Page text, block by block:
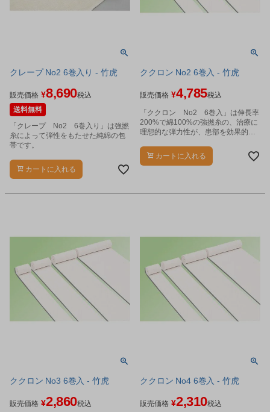
クレープ No2 6巻入り - 竹虎
販売価格 ¥8,690税込
送料無料
「クレープ No2 6巻入り」は強撚
糸によって弾性をもたせた純綿の包
帯です。
カートに入れる
ククロン No2 6巻入 - 竹虎
販売価格 ¥4,785税込
「ククロン No2 6巻入」は伸長率
200%で綿100%の強撚糸の、治療に
理想的な弾力性が、患部を効果的に
カートに入れる
ククロン No3 6巻入 - 竹虎
販売価格 ¥2,860税込
ククロン No4 6巻入 - 竹虎
販売価格 ¥2,310税込